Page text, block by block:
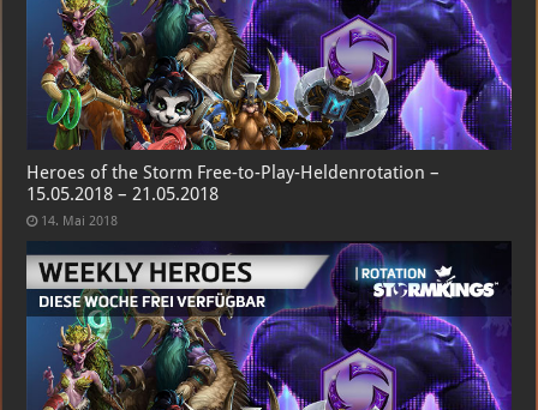
Heroes of the Storm Free-to-Play-Heldenrotation –
15.05.2018 – 21.05.2018
14. Mai 2018